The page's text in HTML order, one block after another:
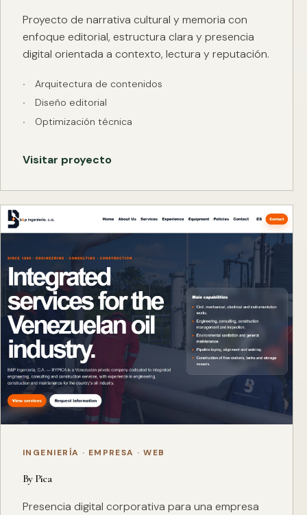
Proyecto de narrativa cultural y memoria con
enfoque editorial, estructura clara y presencia
digital orientada a contexto, lectura y reputación.
Arquitectura de contenidos
Diseño editorial
Optimización técnica
Visitar proyecto
INGENIERÍA · EMPRESA · WEB
By Pica
Presencia digital corporativa para una empresa